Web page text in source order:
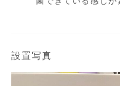
設置写真